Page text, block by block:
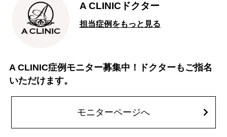
A CLINICドクター
担当症例をもっと見る
A CLINIC症例モニター募集中！ドクターもご指名
いただけます。
モニターページへ